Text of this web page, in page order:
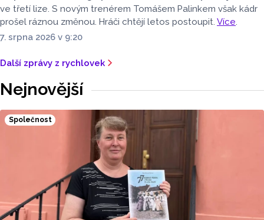
ve třetí lize. S novým trenérem Tomášem Palinkem však kádr
prošel ráznou změnou. Hráči chtějí letos postoupit. Více.
7. srpna 2026 v 9:20
Další zprávy z rychlovek
Nejnovější
Společnost